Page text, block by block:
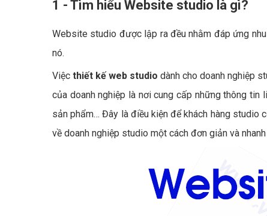
1 - Tìm hiểu Website studio là gì?
Website studio được lập ra đều nhằm đáp ứng
nó.
Việc thiết kế web studio dành cho doanh nghiệp
của doanh nghiệp là nơi cung cấp những thông
sản phẩm… Đây là điều kiện để khách hàng studio
về doanh nghiệp studio một cách đơn giản và nhanh